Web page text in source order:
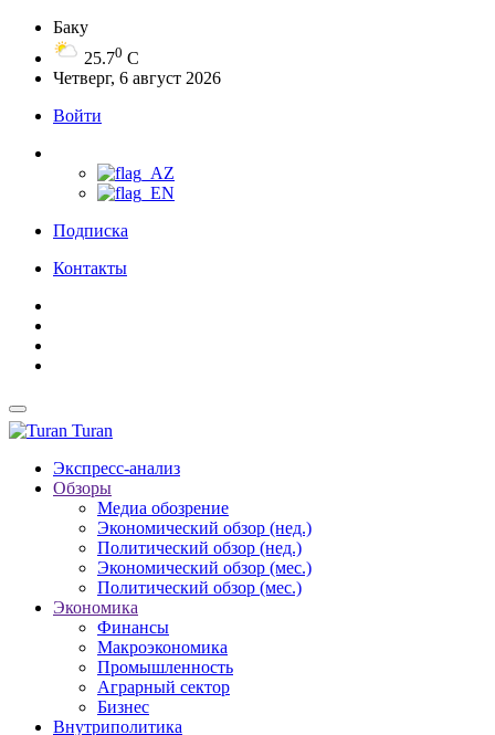
Баку
25.70 C
Четверг, 6 август 2026
Войти
Подписка
Контакты
Turan
Экспресс-анализ
Обзоры
Медиа обозрение
Экономический обзор (нед.)
Политический обзор (нед.)
Экономический обзор (мес.)
Политический обзор (мес.)
Экономика
Финансы
Макроэкономика
Промышленность
Аграрный сектор
Бизнес
Внутриполитика